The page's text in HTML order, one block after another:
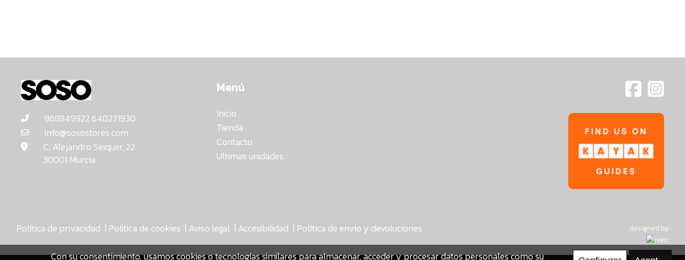
968849922 640271930
info@sosostores.com
C. Alejandro Seiquer, 22
30001 Murcia
Menú
Inicio
Tienda
Contacto
Ultimas unidades
Política de privacidad | Politica de cookies | Aviso legal | Accesibilidad | Política de envío y devoluciones designed by
Con su consentimiento, usamos cookies o tecnologías similares para almacenar, acceder y procesar datos personales como su